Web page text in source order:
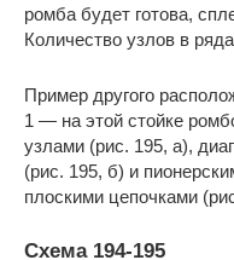
ромба будет готова,
Количество узлов в
Пример другого
1 — на этой стойке
узлами (рис. 195, а),
(рис. 195, б) и
плоскими цепочками
Схема 194-195